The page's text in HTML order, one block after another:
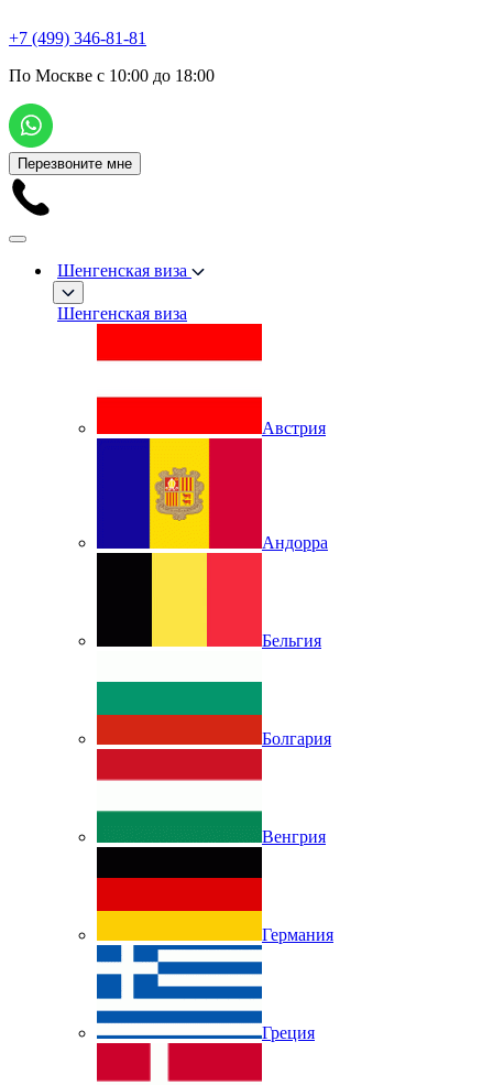
+7 (499) 346-81-81
По Москве с 10:00 до 18:00
Перезвоните мне
Шенгенская виза
Шенгенская виза
Австрия
Андорра
Бельгия
Болгария
Венгрия
Германия
Греция